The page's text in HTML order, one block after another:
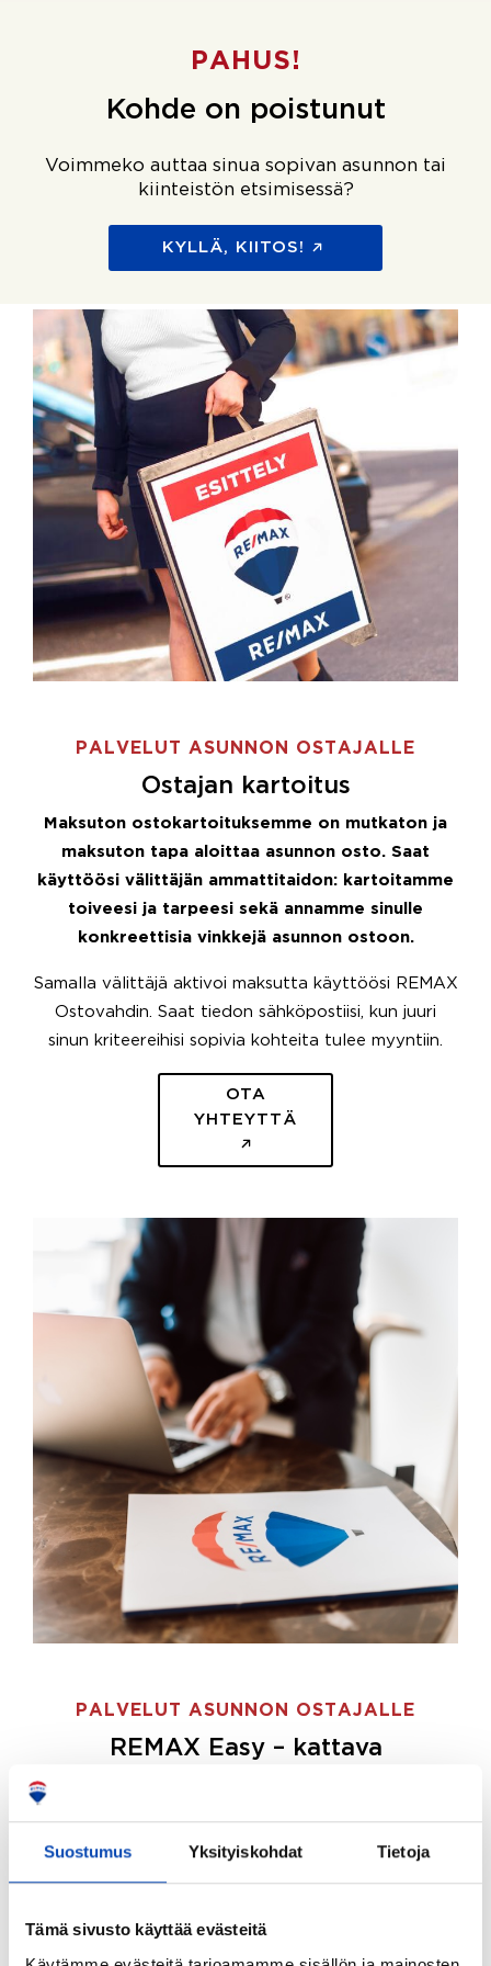
Suostumus Yksityiskohdat Tietoja
Tämä sivusto käyttää evästeitä
PAHUS!
Kohde on poistunut
Voimmeko auttaa sinua sopivan asunnon tai
kiinteistön etsimisessä?
KYLLÄ, KIITOS!
PALVELUT ASUNNON OSTAJALLE
Ostajan kartoitus
Maksuton ostokartoituksemme on mutkaton ja
maksuton tapa aloittaa asunnon osto. Saat
käyttöösi välittäjän ammattitaidon: kartoitamme
toiveesi ja tarpeesi sekä annamme sinulle
konkreettisia vinkkejä asunnon ostoon.
Samalla välittäjä aktivoi maksutta käyttöösi REMAX
Ostovahdin. Saat tiedon sähköpostiisi, kun juuri
sinun kriteereihisi sopivia kohteita tulee myyntiin.
OTA
YHTEYTTÄ
PALVELUT ASUNNON OSTAJALLE
REMAX Easy – kattava
ostajille.
Tee ostotoimeksianto ja etsimme juuri